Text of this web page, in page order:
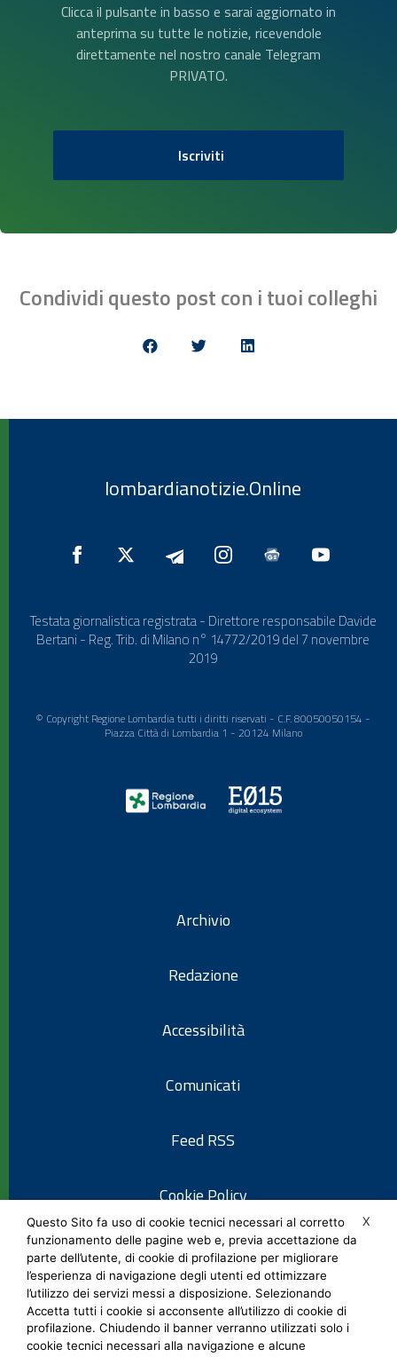
Clicca il pulsante in basso e sarai aggiornato in
anteprima su tutte le notizie, ricevendole
direttamente nel nostro canale Telegram
PRIVATO.
Iscriviti
Condividi questo post con i tuoi colleghi
lombardianotizie.Online
Testata giornalistica registrata - Direttore responsabile Davide
Bertani - Reg. Trib. di Milano n° 14772/2019 del 7 novembre
2019
© Copyright Regione Lombardia tutti i diritti riservati - C.F. 80050050154 -
Piazza Città di Lombardia 1 - 20124 Milano
Archivio
Redazione
Accessibilità
Comunicati
Feed RSS
Cookie Policy
Informativa privacy
Note legali
X
Questo Sito fa uso di cookie tecnici necessari al corretto
funzionamento delle pagine web e, previa accettazione da
parte dell’utente, di cookie di profilazione per migliorare
l’esperienza di navigazione degli utenti ed ottimizzare
l’utilizzo dei servizi messi a disposizione. Selezionando
Accetta tutti i cookie si acconsente all’utilizzo di cookie di
profilazione. Chiudendo il banner verranno utilizzati solo i
cookie tecnici necessari alla navigazione e alcune